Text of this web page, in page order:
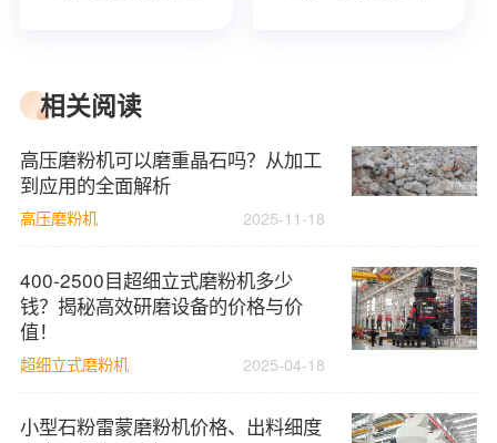
相关阅读
高压磨粉机可以磨重晶石吗？从加工
到应用的全面解析
高压磨粉机 2025-11-18
400-2500目超细立式磨粉机多少
钱？揭秘高效研磨设备的价格与价
值！
超细立式磨粉机 2025-04-18
小型石粉雷蒙磨粉机价格、出料细度